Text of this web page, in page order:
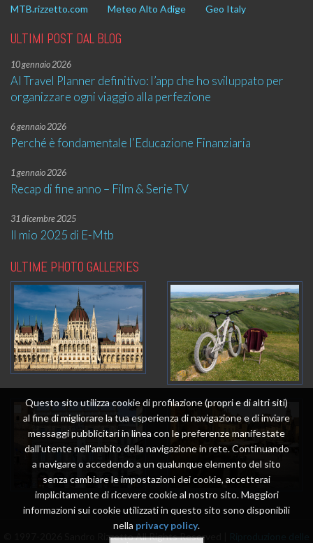
MTB.rizzetto.com
Meteo Alto Adige Geo Italy
ULTIMI POST DAL BLOG
10 gennaio 2026
AI Travel Planner definitivo: l’app che ho sviluppato per
organizzare ogni viaggio alla perfezione
6 gennaio 2026
Perché è fondamentale l’Educazione Finanziaria
1 gennaio 2026
Recap di fine anno – Film & Serie TV
31 dicembre 2025
Il mio 2025 di E-Mtb
ULTIME PHOTO GALLERIES
© 1997-2026 Sandro Rizzetto All Rights Reserved |
Questo sito utilizza cookie di profilazione (propri e di altri siti)
al fine di migliorare la tua esperienza di navigazione e di inviare
messaggi pubblicitari in linea con le preferenze manifestate
dall'utente nell'ambito della navigazione in rete. Continuando
a navigare o accedendo a un qualunque elemento del sito
senza cambiare le impostazioni dei cookie, accetterai
implicitamente di ricevere cookie al nostro sito. Maggiori
informazioni sui cookie utilizzati in questo sito sono disponibili
nella privacy policy.